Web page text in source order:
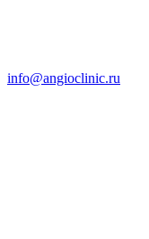
info@angioclinic.ru